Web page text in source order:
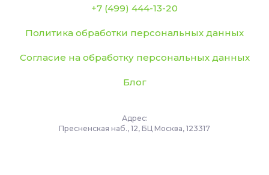
+7 (499) 444-13-20
Политика обработки персональных данных
Согласие на обработку персональных данных
Блог
Адрес:
Пресненская наб., 12, БЦ Москва, 123317